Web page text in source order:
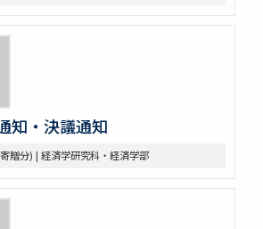
知・決議通知
贈分) | 経済学研究科・経済学部